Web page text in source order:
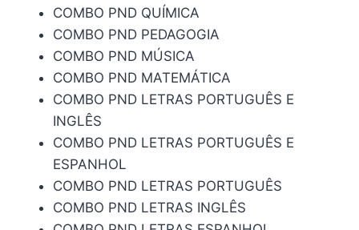
COMBO PND QUÍMICA
COMBO PND PEDAGOGIA
COMBO PND MÚSICA
COMBO PND MATEMÁTICA
COMBO PND LETRAS PORTUGUÊS E
INGLÊS
COMBO PND LETRAS PORTUGUÊS E
ESPANHOL
COMBO PND LETRAS PORTUGUÊS
COMBO PND LETRAS INGLÊS